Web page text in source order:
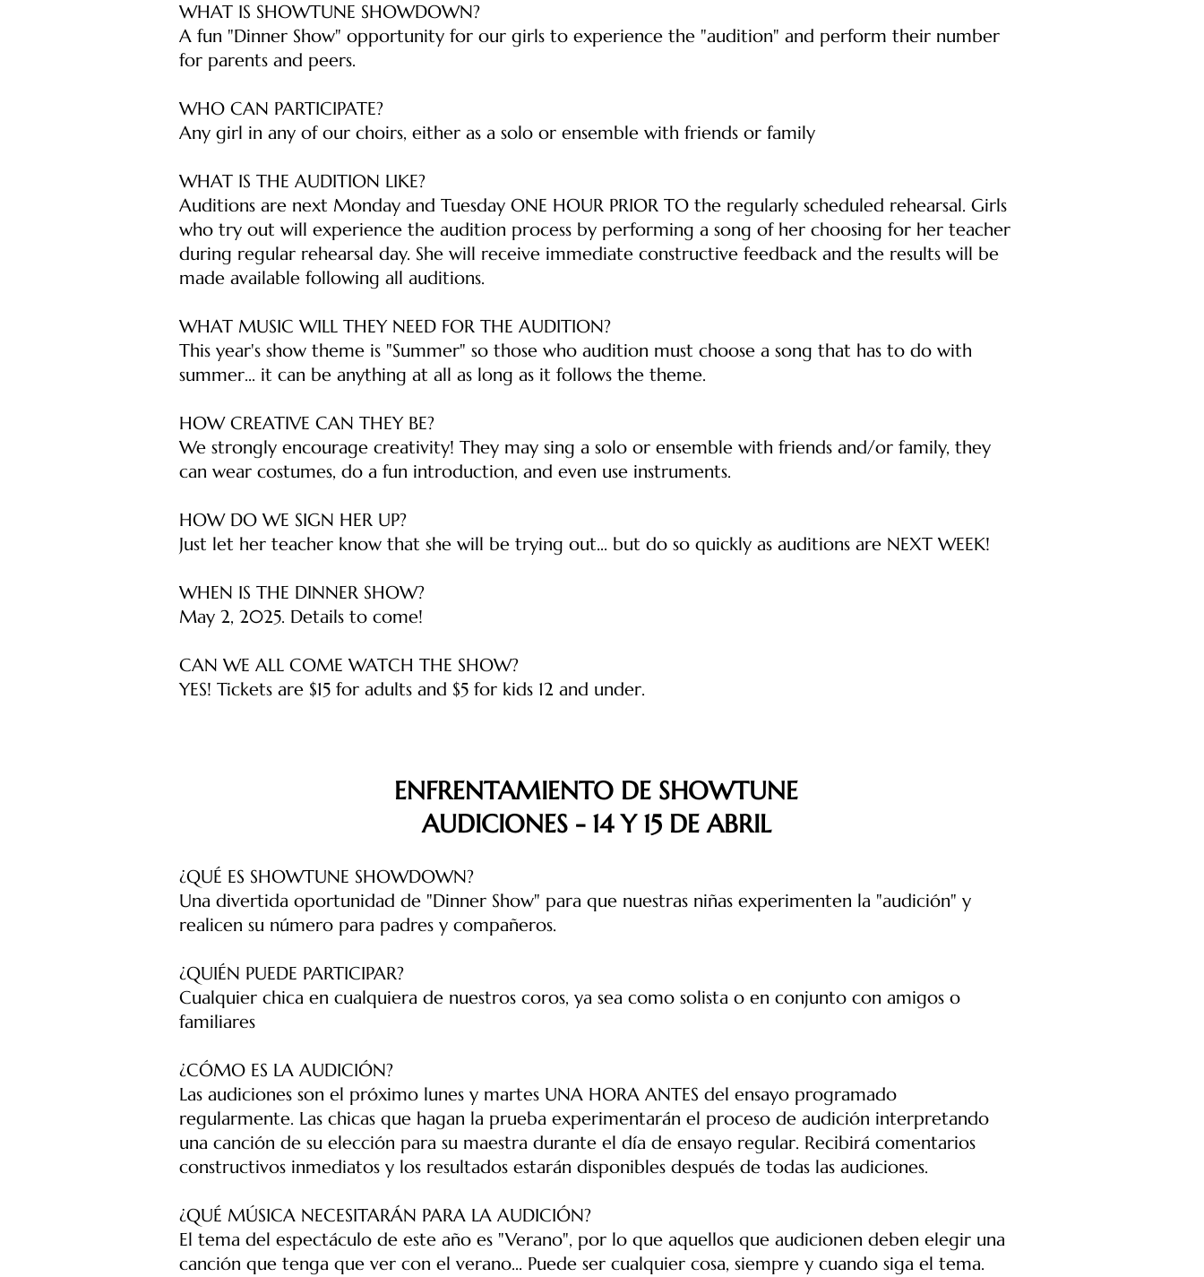
WHAT IS SHOWTUNE SHOWDOWN?
A fun "Dinner Show" opportunity for our girls to experience the "audition" and perform their number
for parents and peers.
WHO CAN PARTICIPATE?
Any girl in any of our choirs, either as a solo or ensemble with friends or family
WHAT IS THE AUDITION LIKE?
Auditions are next Monday and Tuesday ONE HOUR PRIOR TO the regularly scheduled rehearsal. Girls
who try out will experience the audition process by performing a song of her choosing for her teacher
during regular rehearsal day. She will receive immediate constructive feedback and the results will be
made available following all auditions.
WHAT MUSIC WILL THEY NEED FOR THE AUDITION?
This year's show theme is "Summer" so those who audition must choose a song that has to do with
summer... it can be anything at all as long as it follows the theme.
HOW CREATIVE CAN THEY BE?
We strongly encourage creativity! They may sing a solo or ensemble with friends and/or family, they
can wear costumes, do a fun introduction, and even use instruments.
HOW DO WE SIGN HER UP?
Just let her teacher know that she will be trying out... but do so quickly as auditions are NEXT WEEK!
WHEN IS THE DINNER SHOW?
May 2, 2025. Details to come!
CAN WE ALL COME WATCH THE SHOW?
YES! Tickets are $15 for adults and $5 for kids 12 and under.
ENFRENTAMIENTO DE SHOWTUNE
AUDICIONES - 14 Y 15 DE ABRIL
¿QUÉ ES SHOWTUNE SHOWDOWN?
Una divertida oportunidad de "Dinner Show" para que nuestras niñas experimenten la "audición" y
realicen su número para padres y compañeros.
¿QUIÉN PUEDE PARTICIPAR?
Cualquier chica en cualquiera de nuestros coros, ya sea como solista o en conjunto con amigos o
familiares
¿CÓMO ES LA AUDICIÓN?
Las audiciones son el próximo lunes y martes UNA HORA ANTES del ensayo programado
regularmente. Las chicas que hagan la prueba experimentarán el proceso de audición interpretando
una canción de su elección para su maestra durante el día de ensayo regular. Recibirá comentarios
constructivos inmediatos y los resultados estarán disponibles después de todas las audiciones.
¿QUÉ MÚSICA NECESITARÁN PARA LA AUDICIÓN?
El tema del espectáculo de este año es "Verano", por lo que aquellos que audicionen deben elegir una
canción que tenga que ver con el verano... Puede ser cualquier cosa, siempre y cuando siga el tema.